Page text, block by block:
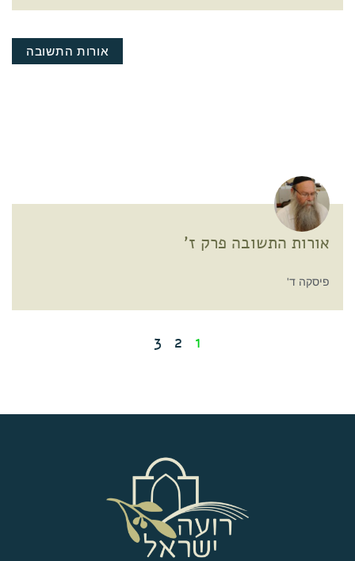
אורות התשובה
אורות התשובה פרק ז'
פיסקה ד'
1
2
3